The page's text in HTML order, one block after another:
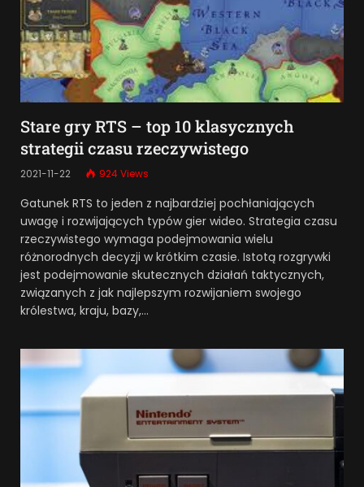
Stare gry RTS – top 10 klasycznych
strategii czasu rzeczywistego
2021-11-22 924Views
Gatunek RTS to jeden z najbardziej pochłaniających
uwagę i rozwijających typów gier wideo. Strategia czasu
rzeczywistego wymaga podejmowania wielu
różnorodnych decyzji w krótkim czasie. Istotą rozgrywki
jest podejmowanie skutecznych działań taktycznych,
związanych z jak najlepszym rozwijaniem swojego
królestwa, kraju, bazy,…